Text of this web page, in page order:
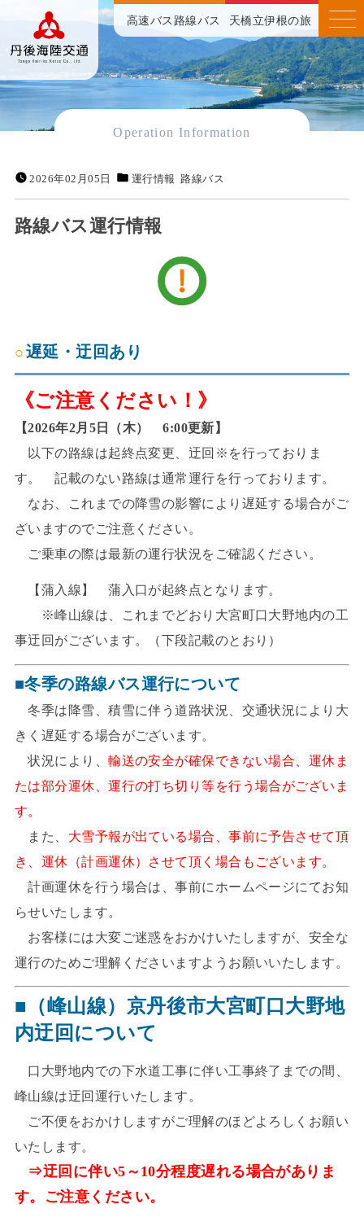
高速バス 路線バス 天橋立伊根の旅
Operation Information
2026年02月05日 運行情報 路線バス
路線バス運行情報
遅延・迂回あり
《ご注意ください！》
【2026年2月5日（木） 6:00更新】
以下の路線は起終点変更、迂回※を行っておりま
す。 記載のない路線は通常運行を行っております。
なお、これまでの降雪の影響により遅延する場合がご
ざいますのでご注意ください。
ご乗車の際は最新の運行状況をご確認ください。
【蒲入線】 蒲入口が起終点となります。
※峰山線は、これまでどおり大宮町口大野地内の工
事迂回がございます。（下段記載のとおり）
■冬季の路線バス運行について
冬季は降雪、積雪に伴う道路状況、交通状況により大
きく遅延する場合がございます。
状況により、輸送の安全が確保できない場合、運休ま
たは部分運休、運行の打ち切り等を行う場合がございま
す。
また、 大雪予報が出ている場合、事前に予告させて頂
き、運休（計画運休）させて頂く場合もございます。
計画運休を行う場合は、事前にホームページにてお知
らせいたします。
お客様には大変ご迷惑をおかけいたしますが、安全な
運行のためご理解くださいますようお願いいたします。
■（峰山線）京丹後市大宮町口大野地
内迂回について
口大野地内での下水道工事に伴い工事終了までの間、
峰山線は迂回運行いたします。
ご不便をおかけしますがご理解のほどよろしくお願い
いたします。
⇒迂回に伴い5～10分程度遅れる場合がありま
す。ご注意ください。